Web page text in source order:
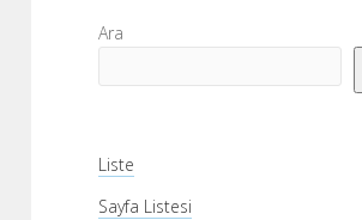
Yan
Menü
Ara
Liste
Sayfa Listesi